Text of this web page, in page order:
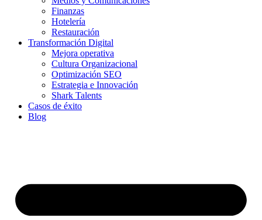
Finanzas
Hotelería
Restauración
Transformación Digital
Mejora operativa
Cultura Organizacional
Optimización SEO
Estrategia e Innovación
Shark Talents
Casos de éxito
Blog